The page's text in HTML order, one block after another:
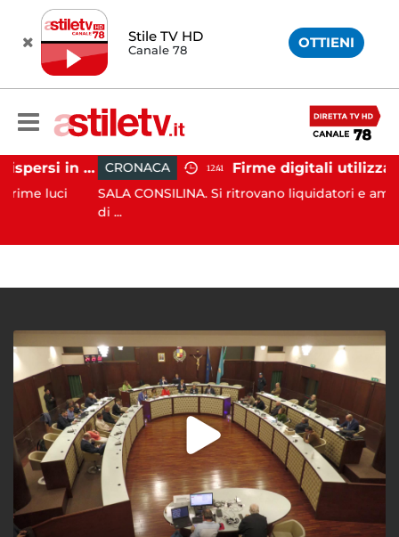
Stile TV HD
Canale 78 OTTIENI
Tramonti, 19 scout dispersi in montagna salvati dai vigili del fuoco CRONACA 12:41
SALA CONSILINA. Si ritrovano liquidatori e